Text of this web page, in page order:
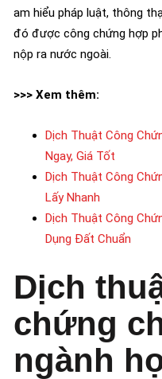
am hiểu pháp luật, thông
đó được công chứng hợp
nộp ra nước ngoài.
>>> Xem thêm:
Dịch Thuật Công
Ngay, Giá Tốt
Dịch Thuật Công
Lấy Nhanh
Dịch Thuật Công
Dụng Đất Chuẩn
Dịch
chứng
ngành